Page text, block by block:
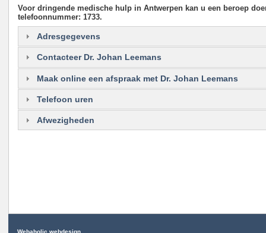
Voor dringende medische hulp in Antwerpen kan u een beroep
telefoonnummer: 1733.
Adresgegevens
Contacteer Dr. Johan Leemans
Maak online een afspraak met Dr. Johan Leemans
Telefoon uren
Afwezigheden